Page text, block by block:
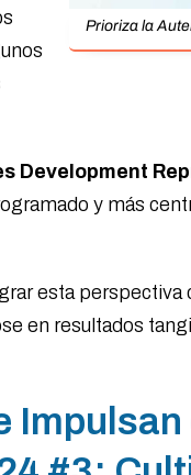
Prioriza la
Development
y más
esta perspectiva
en resultados